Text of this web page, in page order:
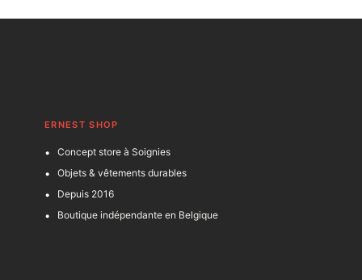
ERNEST SHOP
Concept store à Soignies
Objets & vêtements durables
Depuis 2016
Boutique indépendante en Belgique